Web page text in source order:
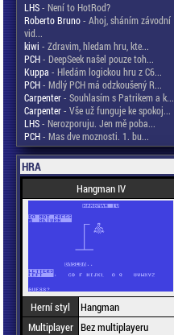
LHS- Není to HotRod?
Roberto Bruno- Ahoj, sháním závodní
vid...
kiwi - Zdravim, hledam hru, kte...
PCH- DeepSeek našel pouze toh...
Kuppa - Hledám logickou hru z C6...
PCH- Mdlý PCH má odzkoušený R...
Carpenter- Souhlasím s Patrikem a k...
Carpenter- Vše už funguje ke spokoj...
LHS- Nerozporuju. Jen mě poba...
PCH- Mas dve moznosti. 1. bu...
HRA
Hangman IV
Herní styl
Hangman
Multiplayer Bez multiplayeru